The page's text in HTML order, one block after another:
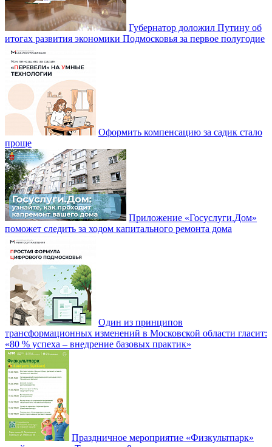
Губернатор доложил Путину об
итогах развития экономики Подмосковья за первое полугодие
Оформить компенсацию за садик стало
проще
Приложение «Госуслуги.Дом»
поможет следить за ходом капитального ремонта дома
Один из принципов
трансформационных изменений в Московской области гласит:
«80 % успеха – внедрение базовых практик»
Праздничное мероприятие «Физкультпарк»